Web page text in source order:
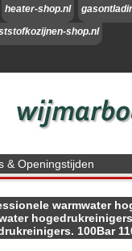
heater-shop.nl
shop.nl
& Openingstijden
warmwater
100Bar